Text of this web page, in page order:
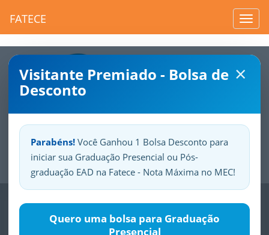
FATECE
×
Visitante Premiado - Bolsa de
Desconto
Parabéns! Você Ganhou 1 Bolsa Desconto para
iniciar sua Graduação Presencial ou Pós-
graduação EAD na Fatece - Nota Máxima no MEC!
Quero uma bolsa para Graduação
Presencial
SuaFatece.Seuorgulho.
Previous